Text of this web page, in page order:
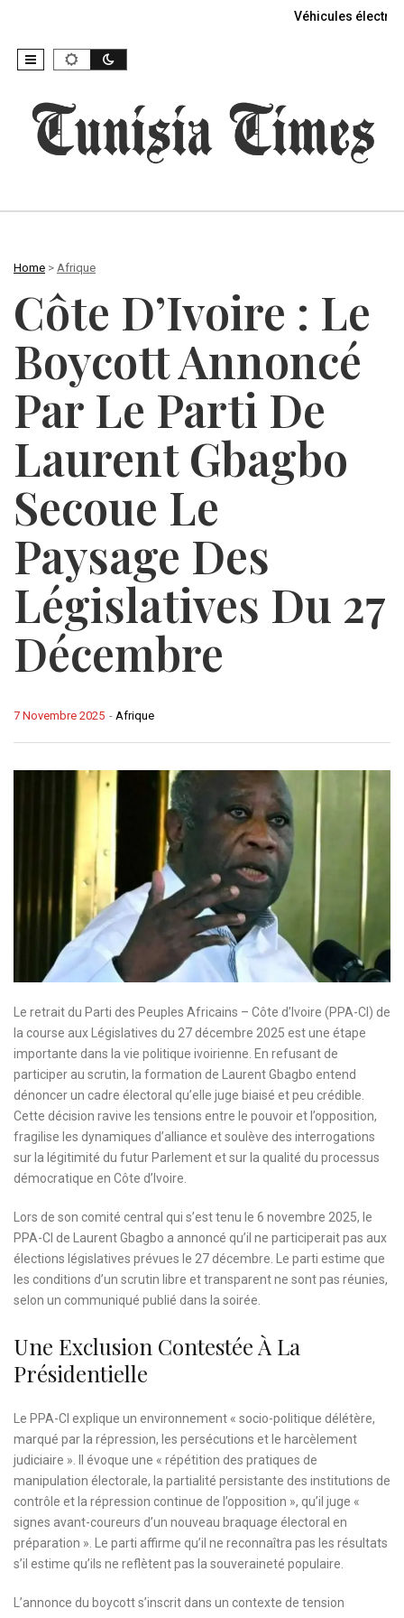
Véhicules
Home > Afrique
Côte D’Ivoire : Le
Boycott Annoncé
Par Le Parti De
Laurent Gbagbo
Secoue Le
Paysage Des
Législatives Du 27
Décembre
- Afrique
7 Novembre 2025
Le retrait du Parti des Peuples Africains – Côte d’Ivoire (PPA-CI) de
la course aux Législatives du 27 décembre 2025 est une étape
importante dans la vie politique ivoirienne. En refusant de
participer au scrutin, la formation de Laurent Gbagbo entend
dénoncer un cadre électoral qu’elle juge biaisé et peu crédible.
Cette décision ravive les tensions entre le pouvoir et l’opposition,
fragilise les dynamiques d’alliance et soulève des interrogations
sur la légitimité du futur Parlement et sur la qualité du processus
démocratique en Côte d’Ivoire.
Lors de son comité central qui s’est tenu le 6 novembre 2025, le
PPA-CI de Laurent Gbagbo a annoncé qu’il ne participerait pas aux
élections législatives prévues le 27 décembre. Le parti estime que
les conditions d’un scrutin libre et transparent ne sont pas réunies,
selon un communiqué publié dans la soirée.
Une Exclusion Contestée À La
Présidentielle
Le PPA-CI explique un environnement « socio-politique délétère,
marqué par la répression, les persécutions et le harcèlement
judiciaire ». Il évoque une « répétition des pratiques de
manipulation électorale, la partialité persistante des institutions de
contrôle et la répression continue de l’opposition », qu’il juge «
signes avant-coureurs d’un nouveau braquage électoral en
préparation ». Le parti affirme qu’il ne reconnaîtra pas les résultats
s’il estime qu’ils ne reflètent pas la souveraineté populaire.
L’annonce du boycott s’inscrit dans un contexte de tension